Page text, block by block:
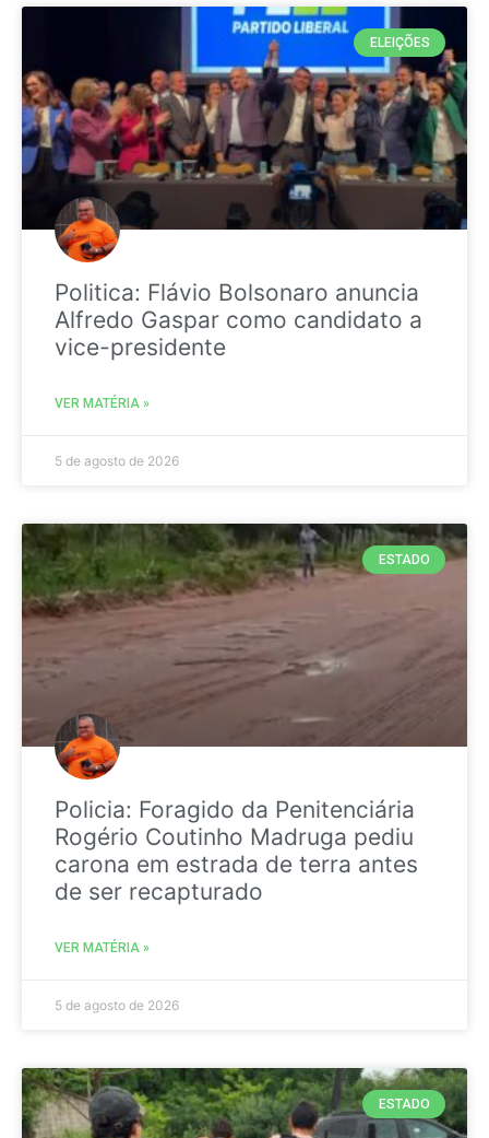
ELEIÇÕES
Politica: Flávio Bolsonaro anuncia
Alfredo Gaspar como candidato a
vice-presidente
VER MATÉRIA »
5 de agosto de 2026
ESTADO
Policia: Foragido da Penitenciária
Rogério Coutinho Madruga pediu
carona em estrada de terra antes
de ser recapturado
VER MATÉRIA »
5 de agosto de 2026
ESTADO